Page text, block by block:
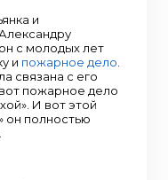
и
с молодых лет
и пожарное дело.
связана с его
пожарное дело
И вот этой
он полностью